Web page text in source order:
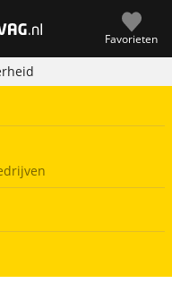
Favorieten